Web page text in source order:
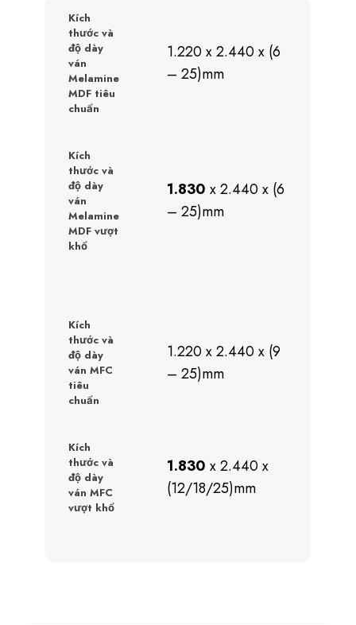
Kích
thước và
độ dày
ván
Melamine
MDF tiêu
chuẩn
1.220 x 2.440 x (6
– 25)mm
Kích
thước và
độ dày
ván
Melamine
MDF vượt
khổ
1.830 x 2.440 x (6
– 25)mm
Kích
thước và
độ dày
ván MFC
tiêu
chuẩn
1.220 x 2.440 x (9
– 25)mm
Kích
thước và
độ dày
ván MFC
vượt khổ
1.830 x 2.440 x
(12/18/25)mm